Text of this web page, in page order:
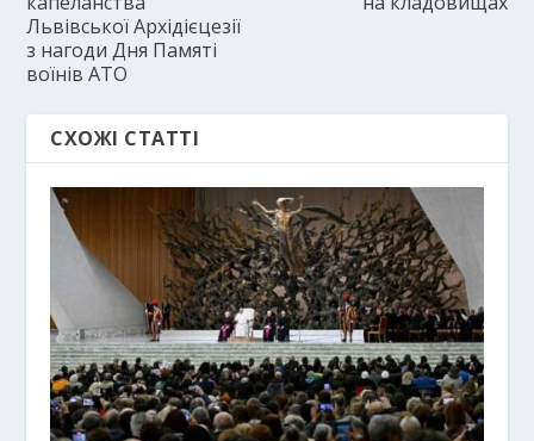
Львівської Архідієцезії
з нагоди Дня Памяті
воїнів АТО
СХОЖІ СТАТТІ